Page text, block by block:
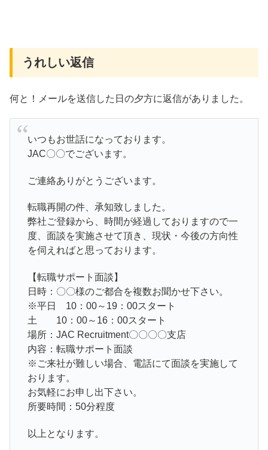
うれしい返信
何と！メールを送信した日の夕方に返信がありました。
いつもお世話になっております。
JAC〇〇でございます。
ご連絡ありがとうございます。
転職再開の件、承知致しました。
弊社ご登録から、時間が経過しておりますので一
度、面談を実施させて頂き、現状・ 今後の方向性
を伺えればと思っております。
【転職サポート面談】
日時：〇〇様のご都合を複数お聞かせ下さい。
※平日 10：00～19：00スタート
土 10：00～16：00スタート
場所：JAC Recruitment〇〇〇〇支店
内容：転職サポート面談
※ご来社が難しい場合、電話にて面談を実施して
おります。
お気軽にお申し出下さい。
所要時間：50分程度
以上となります。